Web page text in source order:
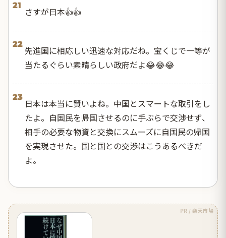
21
さすが日本👍👍
22
先進国に相応しい迅速な対応だね。宝くじで一等が
当たるぐらい素晴らしい政府だよ😂😂😂
23
日本は本当に賢いよね。中国とスマートな取引をし
たよ。自国民を帰国させるのに手ぶらで交渉せず、
相手の必要な物資と交換にスムーズに自国民の帰国
を実現させた。国と国との交渉はこうあるべきだ
よ。
PR / 楽天市場